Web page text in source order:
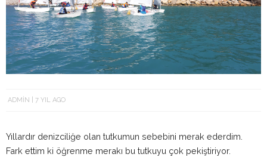
ADMIN 7 YIL AGO
Yıllardır denizciliğe olan tutkumun sebebini merak ederdim.
Fark ettim ki öğrenme merakı bu tutkuyu çok pekiştiriyor.